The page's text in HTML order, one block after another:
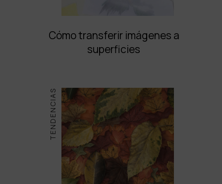
Cómo transferir imágenes a
superficies
TENDENCIAS